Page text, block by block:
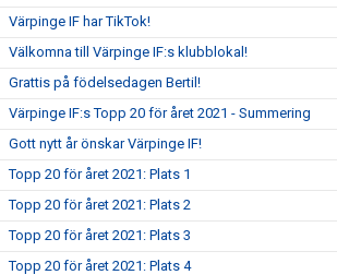
Värpinge IF har TikTok!
Välkomna till Värpinge IF:s klubblokal!
Grattis på födelsedagen Bertil!
Värpinge IF:s Topp 20 för året 2021 - Summering
Gott nytt år önskar Värpinge IF!
Topp 20 för året 2021: Plats 1
Topp 20 för året 2021: Plats 2
Topp 20 för året 2021: Plats 3
Topp 20 för året 2021: Plats 4